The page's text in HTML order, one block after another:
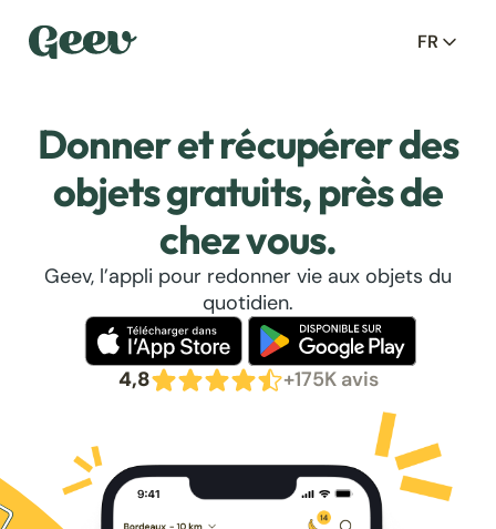
FR
Donner et récupérer des
objets gratuits, près de
chez vous.
Geev, l’appli pour redonner vie aux objets du
quotidien.
4,8 +175K avis